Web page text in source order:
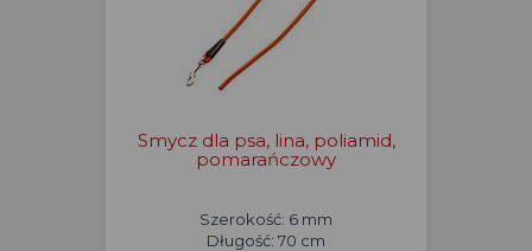
Smycz dla psa, lina, poliamid,
pomarańczowy
Szerokość: 6 mm
Długość: 70 cm